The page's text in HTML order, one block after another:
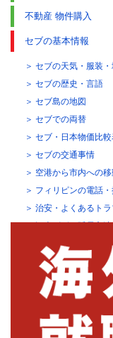
不動産 物件購入
セブの基本情報
セブの天気・服装・
セブの歴史・言語
セブ島の地図
セブでの両替
セブ・日本物価比
セブの交通事情
空港から市内への
フィリピンの電話
治安・よくあるト